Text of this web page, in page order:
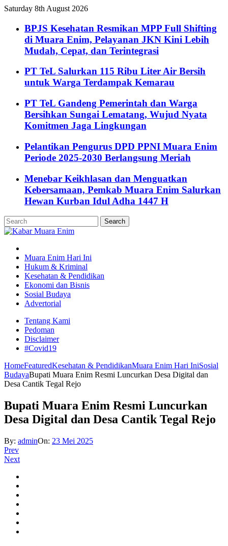
Saturday 8th August 2026
BPJS Kesehatan Resmikan MPP Full Shifting
di Muara Enim, Pelayanan JKN Kini Lebih
Mudah, Cepat, dan Terintegrasi
PT TeL Salurkan 115 Ribu Liter Air Bersih
untuk Warga Terdampak Kemarau
PT TeL Gandeng Pemerintah dan Warga
Bersihkan Sungai Lematang, Wujud Nyata
Komitmen Jaga Lingkungan
Pelantikan Pengurus DPD PPNI Muara Enim
Periode 2025-2030 Berlangsung Meriah
Menebar Keikhlasan dan Menguatkan
Kebersamaan, Pemkab Muara Enim Salurkan
Hewan Kurban Idul Adha 1447 H
Muara Enim Hari Ini
Hukum & Kriminal
Kesehatan & Pendidikan
Ekonomi dan Bisnis
Sosial Budaya
Advertorial
Tentang Kami
Pedoman
Disclaimer
#Covid19
HomeFeaturedKesehatan & PendidikanMuara Enim Hari IniSosial
BudayaBupati Muara Enim Resmi Luncurkan Desa Digital dan
Desa Cantik Tegal Rejo
Bupati Muara Enim Resmi Luncurkan
Desa Digital dan Desa Cantik Tegal Rejo
By: adminOn: 23 Mei 2025
Prev
Next